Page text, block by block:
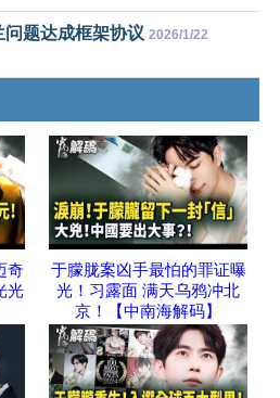
问题达成框架协议 2026/1/22
奇
光
于朦胧案凶手最怕的罪证曝
光！习露面 满天乌鸦冲北
京！【中南海解码】